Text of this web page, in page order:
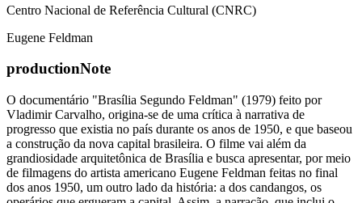
Centro Nacional de Referência Cultural (CNRC)
Eugene Feldman
productionNote
O documentário "Brasília Segundo Feldman" (1979) feito por
Vladimir Carvalho, origina-se de uma crítica à narrativa de
progresso que existia no país durante os anos de 1950, e que baseou
a construção da nova capital brasileira. O filme vai além da
grandiosidade arquitetônica de Brasília e busca apresentar, por meio
de filmagens do artista americano Eugene Feldman feitas no final
dos anos 1950, um outro lado da história: a dos candangos, os